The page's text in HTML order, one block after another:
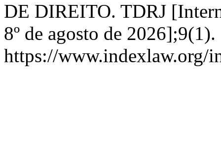
DE DIREITO. TDRJ
8º de agosto de
https://www.indexlaw.org/